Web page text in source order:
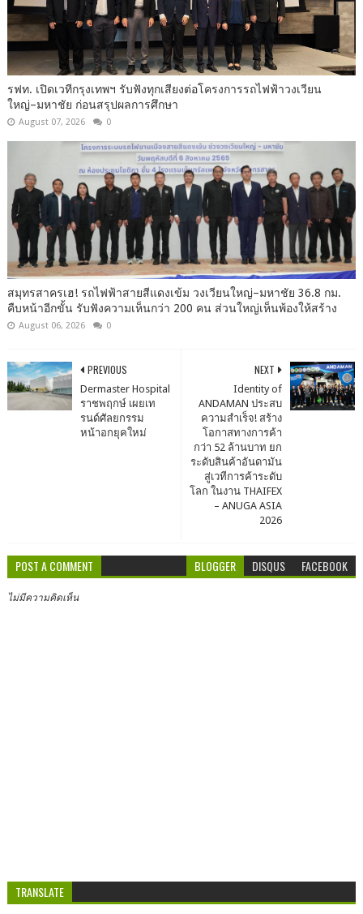
รฟท. เปิดเวทีกรุงเทพฯ รับฟังทุกเสียงต่อโครงการรถไฟฟ้าวงเวียน
ใหญ่–มหาชัย ก่อนสรุปผลการศึกษา
August 07, 2026 0
สมุทรสาครเฮ! รถไฟฟ้าสายสีแดงเข้ม วงเวียนใหญ่–มหาชัย 36.8 กม.
คืบหน้าอีกขั้น รับฟังความเห็นกว่า 200 คน ส่วนใหญ่เห็นพ้องให้สร้าง
August 06, 2026 0
NEXT
Identity of
ANDAMAN ประสบ
ความสำเร็จ! สร้าง
โอกาสทางการค้า
กว่า 52 ล้านบาท ยก
ระดับสินค้าอันดามัน
สู่เวทีการค้าระดับ
โลก ในงาน THAIFEX
– ANUGA ASIA
2026
PREVIOUS
Dermaster Hospital
ราชพฤกษ์ เผยเท
รนด์ศัลยกรรม
หน้าอกยุคใหม่
POST A COMMENT BLOGGER DISQUS FACEBOOK
ไม่มีความคิดเห็น
TRANSLATE